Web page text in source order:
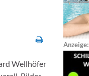
Wellhöfer
Anzeige: